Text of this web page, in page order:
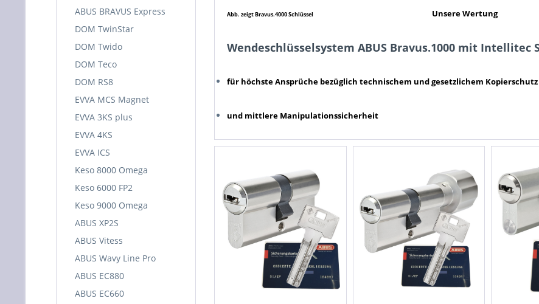
ABUS BRAVUS Express
DOM TwinStar
DOM Twido
DOM Teco
DOM RS8
EVVA MCS Magnet
EVVA 3KS plus
EVVA 4KS
EVVA ICS
Keso 8000 Omega
Keso 6000 FP2
Keso 9000 Omega
ABUS XP2S
ABUS Vitess
ABUS Wavy Line Pro
ABUS EC880
ABUS EC660
Abb. zeigt Bravus.4000 Schlüssel Unsere Wertung
Wendeschlüsselsystem ABUS Bravus.1000 mit Intellitec
für höchste Ansprüche bezüglich technischem und gesetzlichem Kopierschutz
und mittlere Manipulationssicherheit
Prospekt-BRAVUS1000